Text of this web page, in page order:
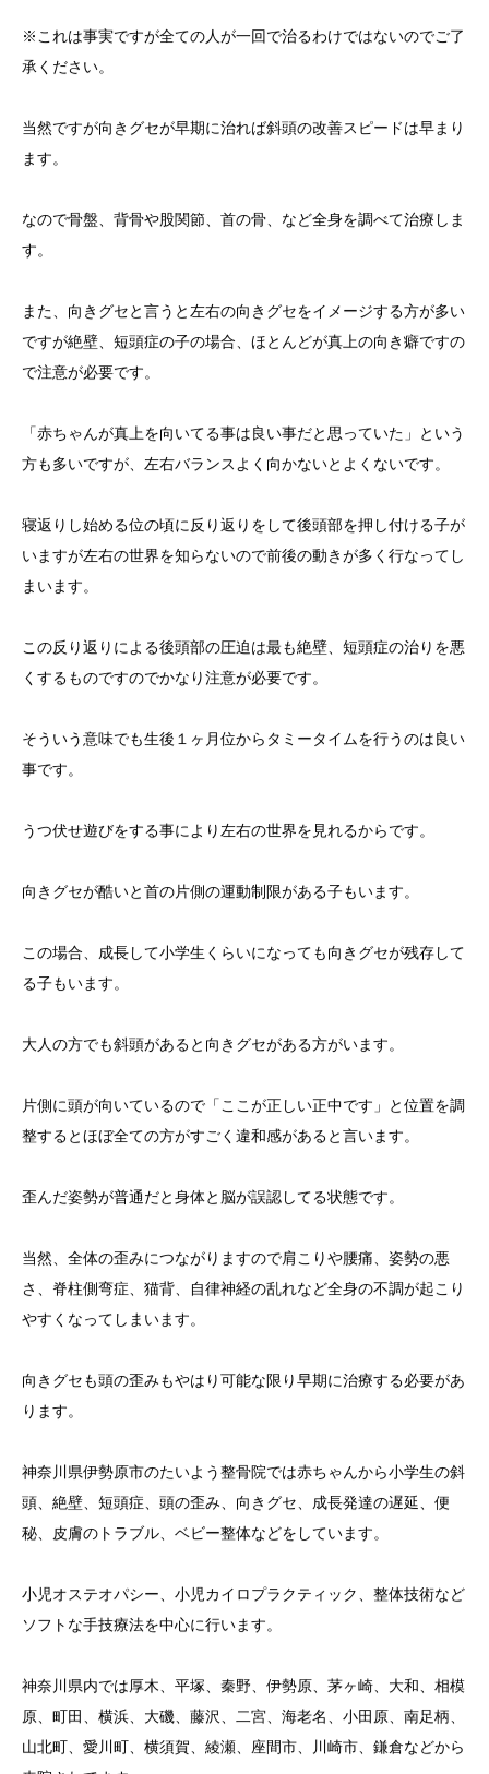
※これは事実ですが全ての人が一回で治るわけではないのでご了
承ください。
当然ですが向きグセが早期に治れば斜頭の改善スピードは早まり
ます。
なので骨盤、背骨や股関節、首の骨、など全身を調べて治療しま
す。
また、向きグセと言うと左右の向きグセをイメージする方が多い
ですが絶壁、短頭症の子の場合、ほとんどが真上の向き癖ですの
で注意が必要です。
「赤ちゃんが真上を向いてる事は良い事だと思っていた」という
方も多いですが、左右バランスよく向かないとよくないです。
寝返りし始める位の頃に反り返りをして後頭部を押し付ける子が
いますが左右の世界を知らないので前後の動きが多く行なってし
まいます。
この反り返りによる後頭部の圧迫は最も絶壁、短頭症の治りを悪
くするものですのでかなり注意が必要です。
そういう意味でも生後１ヶ月位からタミータイムを行うのは良い
事です。
うつ伏せ遊びをする事により左右の世界を見れるからです。
向きグセが酷いと首の片側の運動制限がある子もいます。
この場合、成長して小学生くらいになっても向きグセが残存して
る子もいます。
大人の方でも斜頭があると向きグセがある方がいます。
片側に頭が向いているので「ここが正しい正中です」と位置を調
整するとほぼ全ての方がすごく違和感があると言います。
歪んだ姿勢が普通だと身体と脳が誤認してる状態です。
当然、全体の歪みにつながりますので肩こりや腰痛、姿勢の悪
さ、脊柱側弯症、猫背、自律神経の乱れなど全身の不調が起こり
やすくなってしまいます。
向きグセも頭の歪みもやはり可能な限り早期に治療する必要があ
ります。
神奈川県伊勢原市のたいよう整骨院では赤ちゃんから小学生の斜
頭、絶壁、短頭症、頭の歪み、向きグセ、成長発達の遅延、便
秘、皮膚のトラブル、ベビー整体などをしています。
小児オステオパシー、小児カイロプラクティック、整体技術など
ソフトな手技療法を中心に行います。
神奈川県内では厚木、平塚、秦野、伊勢原、茅ヶ崎、大和、相模
原、町田、横浜、大磯、藤沢、二宮、海老名、小田原、南足柄、
山北町、愛川町、横須賀、綾瀬、座間市、川崎市、鎌倉などから